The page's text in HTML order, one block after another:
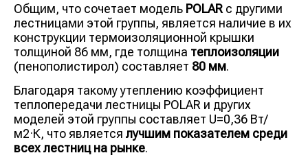
Общим, что сочетает модель POLAR с другими
лестницами этой группы, является наличие в их
конструкции термоизоляционной крышки
толщиной 86 мм, где толщина теплоизоляции
(пенополистирол) составляет 80 мм.
Благодаря такому утеплению коэффициент
теплопередачи лестницы POLAR и других
моделей этой группы составляет U=0,36 Вт/
м2·К, что является лучшим показателем среди
всех лестниц на рынке.